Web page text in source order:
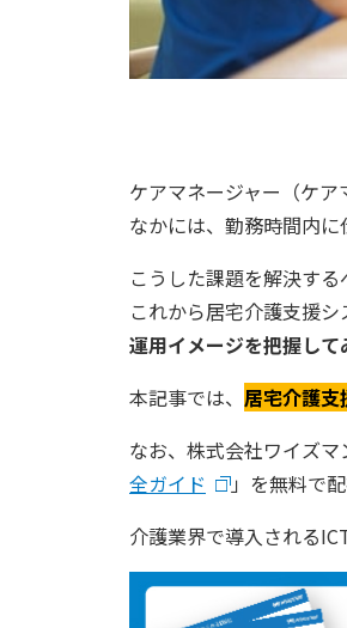
ケアマネージャー（ケア
なかには、勤務時間内に
こうした課題を解決す
これから居宅介護支援
運用イメージを把握して
本記事では、 居宅介護支
なお、株式会社ワイズ
全ガイド
」を無料で配
介護業界で導入される